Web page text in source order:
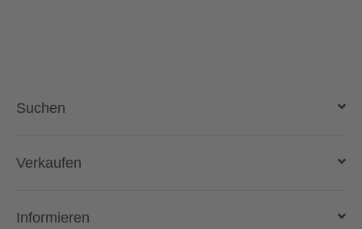
Suchen
Auto kaufen
Verkaufen
Auto verkaufen
Informieren